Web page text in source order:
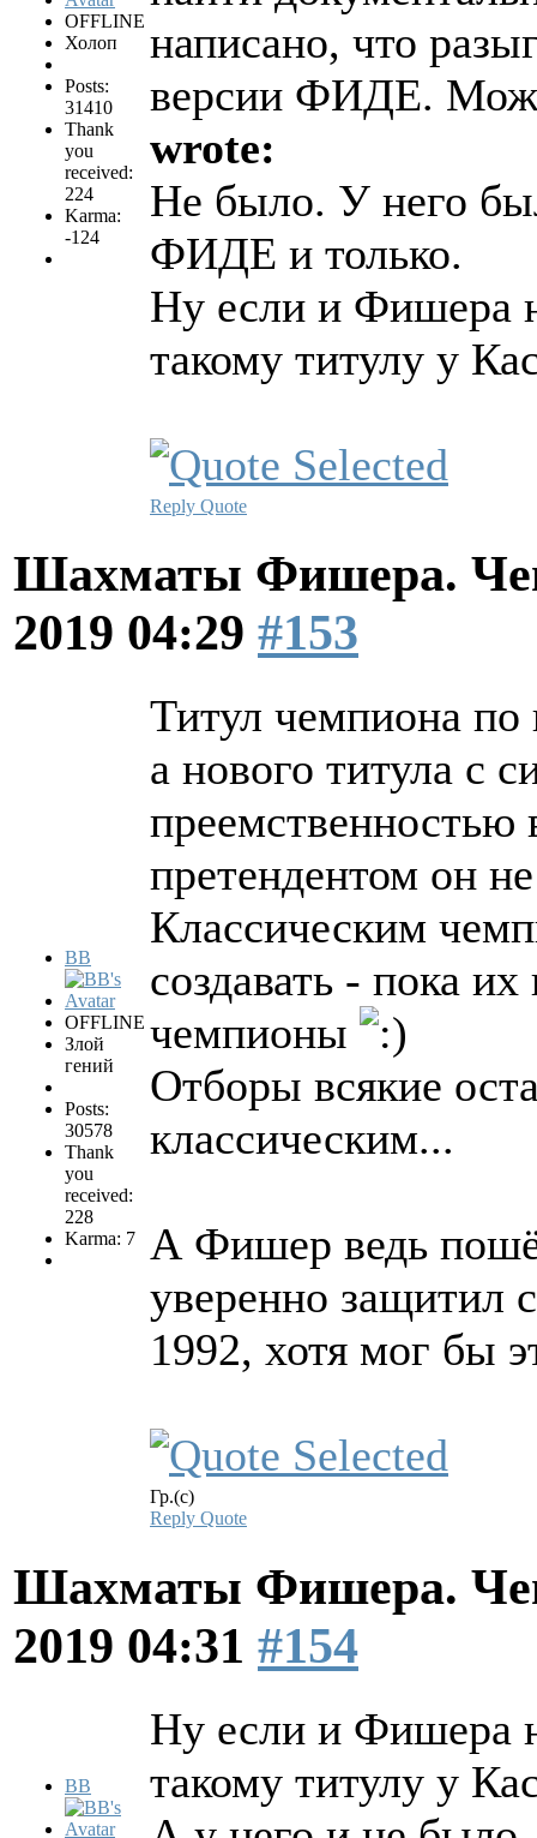
OFFLINE
Холоп
Posts:
31410
Thank
you
received:
224
Karma:
-124
написано, что
версии ФИДЕ.
wrote:
Не было. У него
ФИДЕ и только.
Ну если и Фишера
такому титулу у
Reply Quote
Шахматы Фишера.
2019 04:29 #153
BB
OFFLINE
Злой
гений
Posts:
30578
Thank
you
received:
228
Karma: 7
Титул чемпиона
а нового титула с
претендентом он
Классическим
создавать - пока
чемпионы
Отборы всякие
классическим...
А Фишер ведь
уверенно защитил
1992, хотя мог бы
Гр.(с)
Reply Quote
Шахматы Фишера.
2019 04:31 #154
BB
Ну если и Фишера
такому титулу у